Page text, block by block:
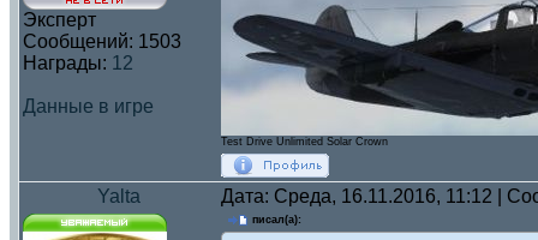
Эксперт
Сообщений: 1503
Награды: 12
Данные в игре
Test Drive Unlimited Solar Crown
Yalta Дата: Среда, 16.11.2016, 11:12 |
писал(а):